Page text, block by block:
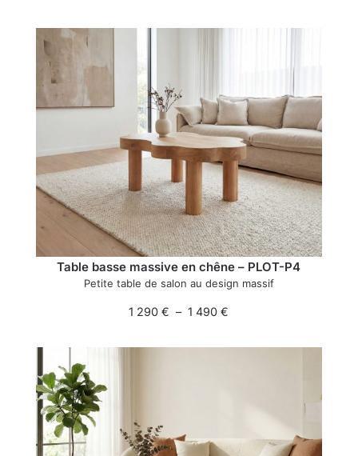
Table basse massive en chêne – PLOT-P4
Petite table de salon au design massif
1 290€ – 1 490€